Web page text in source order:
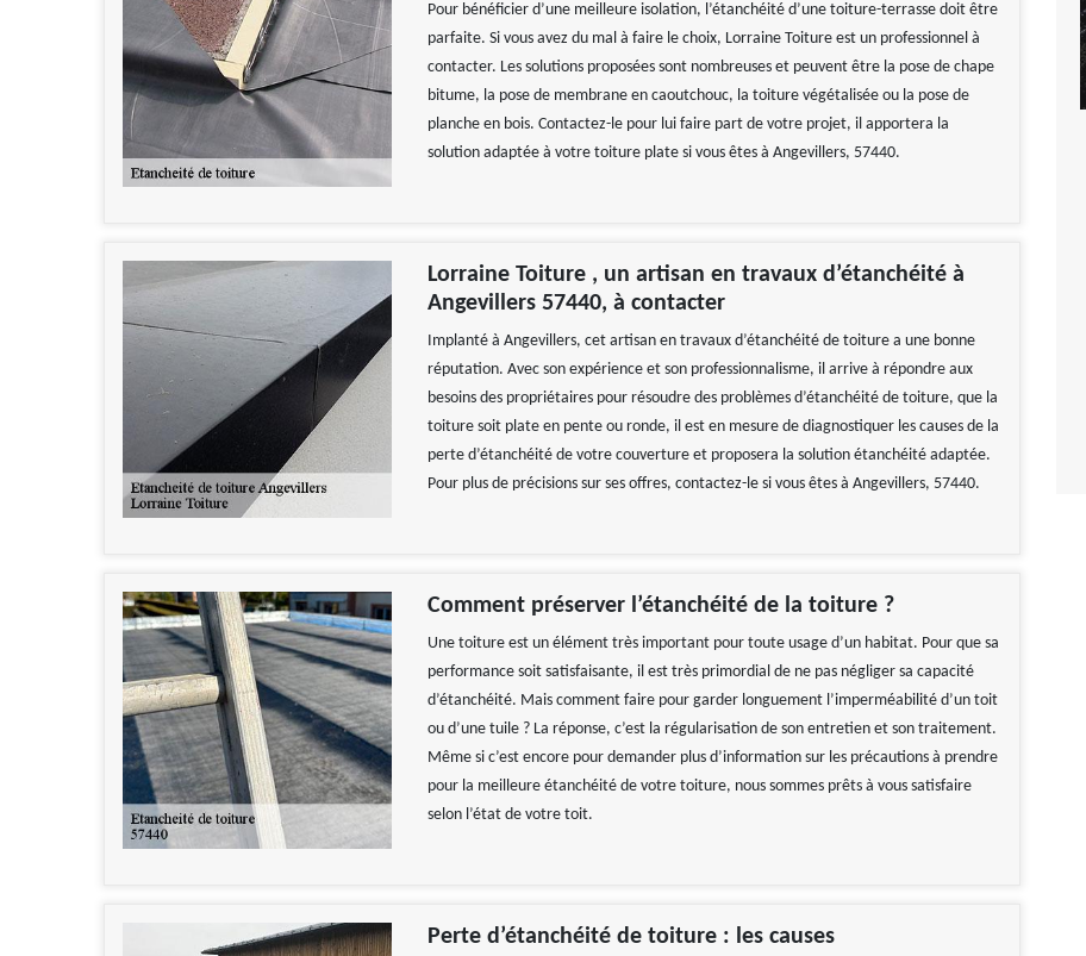
Pour bénéficier d’une meilleure isolation, l’étanchéité d’une toiture-terrasse doit être
parfaite. Si vous avez du mal à faire le choix, Lorraine Toiture est un professionnel à
contacter. Les solutions proposées sont nombreuses et peuvent être la pose de chape
bitume, la pose de membrane en caoutchouc, la toiture végétalisée ou la pose de
planche en bois. Contactez-le pour lui faire part de votre projet, il apportera la
solution adaptée à votre toiture plate si vous êtes à Angevillers, 57440.
Lorraine Toiture , un artisan en travaux d’étanchéité à
Angevillers 57440, à contacter
Implanté à Angevillers, cet artisan en travaux d’étanchéité de toiture a une bonne
réputation. Avec son expérience et son professionnalisme, il arrive à répondre aux
besoins des propriétaires pour résoudre des problèmes d’étanchéité de toiture, que la
toiture soit plate en pente ou ronde, il est en mesure de diagnostiquer les causes de la
perte d’étanchéité de votre couverture et proposera la solution étanchéité adaptée.
Pour plus de précisions sur ses offres, contactez-le si vous êtes à Angevillers, 57440.
Comment préserver l’étanchéité de la toiture ?
Une toiture est un élément très important pour toute usage d’un habitat. Pour que sa
performance soit satisfaisante, il est très primordial de ne pas négliger sa capacité
d’étanchéité. Mais comment faire pour garder longuement l’imperméabilité d’un toit
ou d’une tuile ? La réponse, c’est la régularisation de son entretien et son traitement.
Même si c’est encore pour demander plus d’information sur les précautions à prendre
pour la meilleure étanchéité de votre toiture, nous sommes prêts à vous satisfaire
selon l’état de votre toit.
Perte d’étanchéité de toiture : les causes